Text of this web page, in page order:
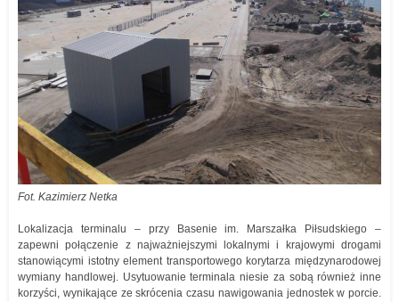
Fot. Kazimierz Netka
Lokalizacja terminalu – przy Basenie im. Marszałka Piłsudskiego –
zapewni połączenie z najważniejszymi lokalnymi i krajowymi drogami
stanowiącymi istotny element transportowego korytarza międzynarodowej
wymiany handlowej. Usytuowanie terminala niesie za sobą również inne
korzyści, wynikające ze skrócenia czasu nawigowania jednostek w porcie.